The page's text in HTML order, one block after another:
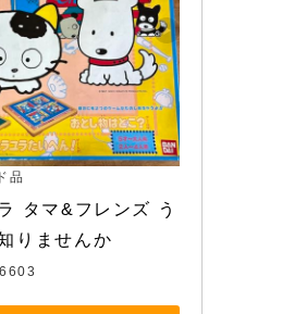
品
タマ&フレンズ う
りませんか